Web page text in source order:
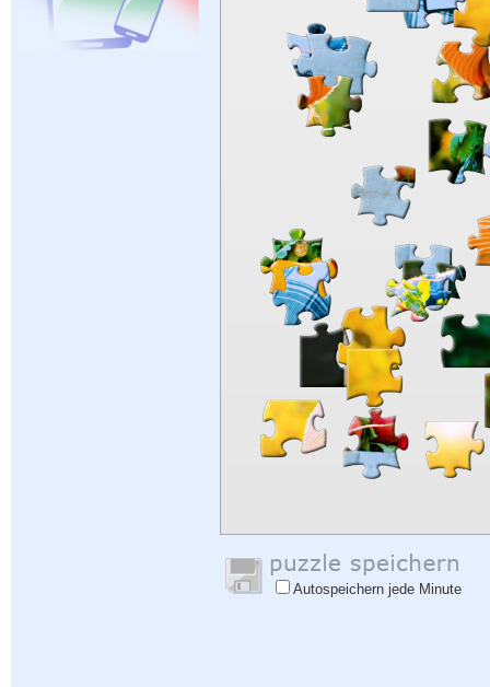
Autospeichern jede Minute